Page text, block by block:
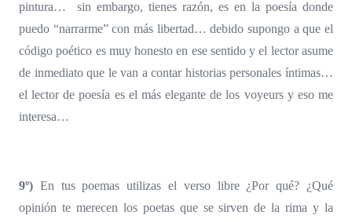
pintura…
sin embargo, tienes razón, es en la poesía donde
puedo “narrarme” con más libertad… debido supongo a que el
código poético es muy honesto en ese sentido y el lector asume
de inmediato que le van a contar historias personales íntimas…
el lector de poesía es el más elegante de los voyeurs y eso me
interesa…
9º) En tus poemas utilizas el verso libre ¿Por qué? ¿Qué
opinión te merecen los poetas que se sirven de la rima y la